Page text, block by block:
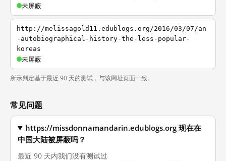
未屏蔽
http://melissagold11.edublogs.org/2016/03/07/an
-autobiographical-history-the-less-popular-
koreas
未屏蔽
所示判定基于最近 90 天的测试，与该网址页面一致。
常见问题
https://missdonnamandarin.edublogs.org 现在在
中国大陆被屏蔽吗？
最近 90 天内我们没有测试过